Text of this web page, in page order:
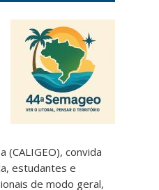
(CALIGEO), convida
estudantes e
de modo geral,